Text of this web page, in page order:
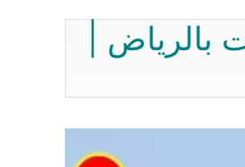
بالرياض |